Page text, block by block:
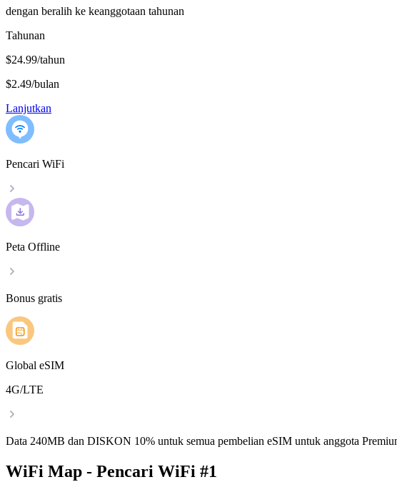
dengan beralih ke keanggotaan tahunan
Tahunan
$24.99/tahun
$2.49/bulan
Lanjutkan
Pencari WiFi
Peta Offline
Bonus gratis
Global eSIM
4G/LTE
Data 240MB dan DISKON 10% untuk semua pembelian eSIM untuk anggota
WiFi Map - Pencari WiFi #1